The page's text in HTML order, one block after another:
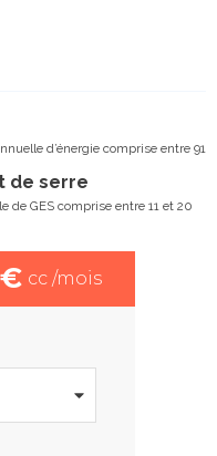
d’énergie comprise entre 91
de serre
de GES comprise entre 11 et 20
cc /mois